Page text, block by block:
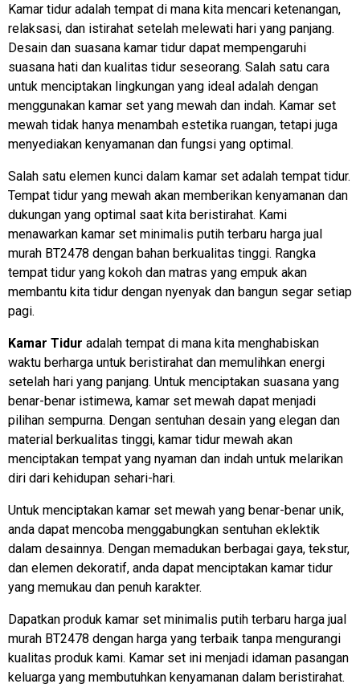
Kamar tidur adalah tempat di mana kita mencari ketenangan,
relaksasi, dan istirahat setelah melewati hari yang panjang.
Desain dan suasana kamar tidur dapat mempengaruhi
suasana hati dan kualitas tidur seseorang. Salah satu cara
untuk menciptakan lingkungan yang ideal adalah dengan
menggunakan kamar set yang mewah dan indah. Kamar set
mewah tidak hanya menambah estetika ruangan, tetapi juga
menyediakan kenyamanan dan fungsi yang optimal.
Salah satu elemen kunci dalam kamar set adalah tempat tidur.
Tempat tidur yang mewah akan memberikan kenyamanan dan
dukungan yang optimal saat kita beristirahat. Kami
menawarkan kamar set minimalis putih terbaru harga jual
murah BT2478 dengan bahan berkualitas tinggi. Rangka
tempat tidur yang kokoh dan matras yang empuk akan
membantu kita tidur dengan nyenyak dan bangun segar setiap
pagi.
Kamar Tidur adalah tempat di mana kita menghabiskan
waktu berharga untuk beristirahat dan memulihkan energi
setelah hari yang panjang. Untuk menciptakan suasana yang
benar-benar istimewa, kamar set mewah dapat menjadi
pilihan sempurna. Dengan sentuhan desain yang elegan dan
material berkualitas tinggi, kamar tidur mewah akan
menciptakan tempat yang nyaman dan indah untuk melarikan
diri dari kehidupan sehari-hari.
Untuk menciptakan kamar set mewah yang benar-benar unik,
anda dapat mencoba menggabungkan sentuhan eklektik
dalam desainnya. Dengan memadukan berbagai gaya, tekstur,
dan elemen dekoratif, anda dapat menciptakan kamar tidur
yang memukau dan penuh karakter.
Dapatkan produk kamar set minimalis putih terbaru harga jual
murah BT2478 dengan harga yang terbaik tanpa mengurangi
kualitas produk kami. Kamar set ini menjadi idaman pasangan
keluarga yang membutuhkan kenyamanan dalam beristirahat.